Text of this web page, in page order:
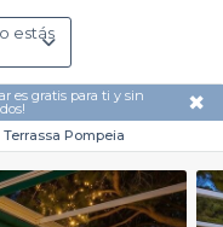
estás
es gratis para ti y sin ✖
Terrassa Pompeia